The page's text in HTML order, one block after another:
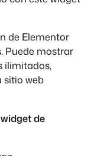
de Elementor
Puede mostrar
ilimitados,
sitio web
de